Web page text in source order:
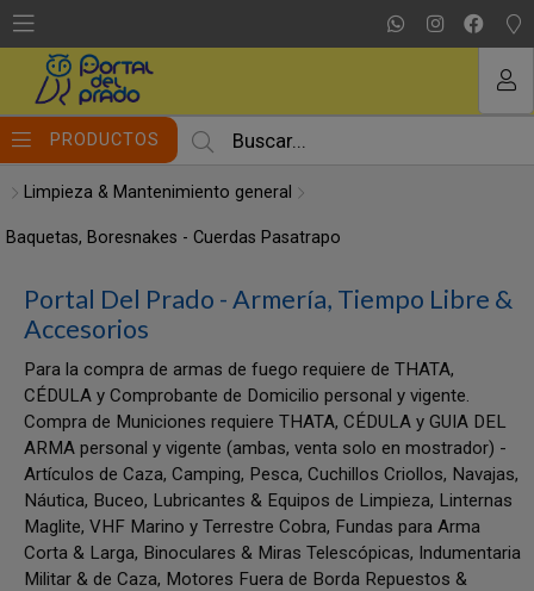
PRODUCTOS
Limpieza & Mantenimiento general
Baquetas, Boresnakes - Cuerdas Pasatrapo
Portal Del Prado - Armería, Tiempo Libre &
Accesorios
Para la compra de armas de fuego requiere de THATA,
CÉDULA y Comprobante de Domicilio personal y vigente.
Compra de Municiones requiere THATA, CÉDULA y GUIA DEL
ARMA personal y vigente (ambas, venta solo en mostrador) -
Artículos de Caza, Camping, Pesca, Cuchillos Criollos, Navajas,
Náutica, Buceo, Lubricantes & Equipos de Limpieza, Linternas
Maglite, VHF Marino y Terrestre Cobra, Fundas para Arma
Corta & Larga, Binoculares & Miras Telescópicas, Indumentaria
Militar & de Caza, Motores Fuera de Borda Repuestos &